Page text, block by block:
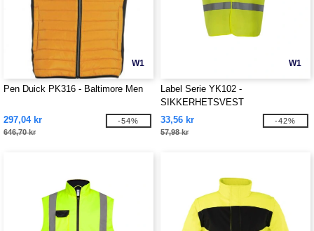
W1
Pen Duick PK316 - Baltimore Men
297,04 kr
646,70 kr
-54%
W1
Label Serie YK102 -
SIKKERHETSVEST
33,56 kr
57,98 kr
-42%